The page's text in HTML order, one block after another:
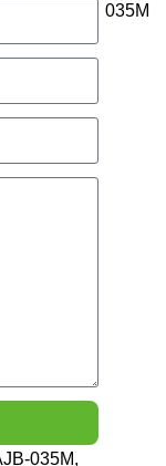
035M
035M,